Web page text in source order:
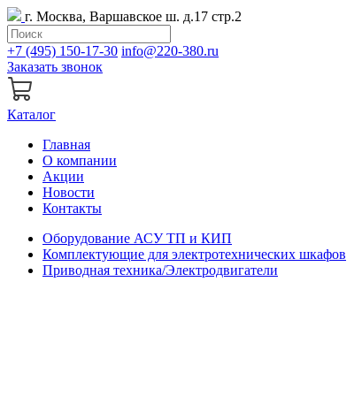
г. Москва, Варшавское ш. д.17 стр.2
+7 (495) 150-17-30 info@220-380.ru
Заказать звонок
Каталог
Главная
О компании
Акции
Новости
Контакты
Оборудование АСУ ТП и КИП
Комплектующие для электротехнических шкафов
Приводная техника/Электродвигатели